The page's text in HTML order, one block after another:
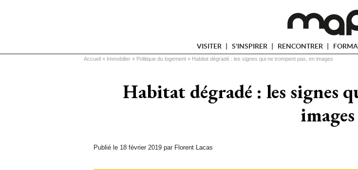
VISITER S'INSPIRER RENCONTRER
Vous êtes ici
Accueil » Immobilier » Politique du logement » Habitat dégradé : les signes qui ne trompent pas, en images
Habitat dégradé : les signes
images
Publié le 18 février 2019 par Florent Lacas